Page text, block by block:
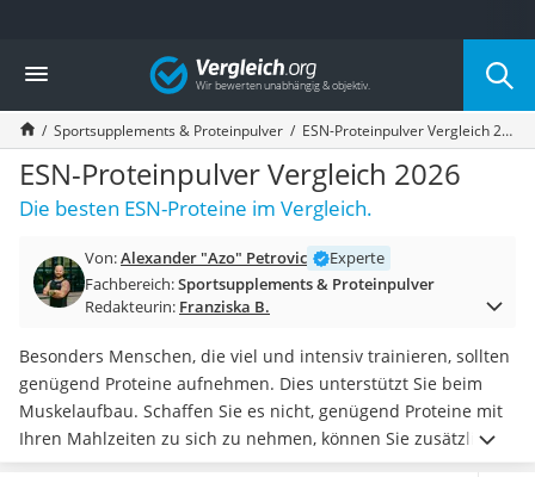
Die beliebtesten Vergleiche nach Kategorie
Drogerie
Inhalator
Haarschneider
Rollator
Braun Rasierer
Katzenklappe (Chip)
Masturbator
Massagepistole
Reisehaartrockner
Eiweißpulver
Magnesiumpräparat
Katzenklappe
Nackenmassagegerät
Vergleich
Sportsupplements & Proteinpulver ESN-Proteinpulver Vergleich 2026
ESN-Proteinpulver Vergleich 2026
Die besten ESN-Proteine im Vergleich.
Von:Alexander "Azo" Petrovic
Experte
Fachbereich:Sportsupplements & Proteinpulver
Redakteurin: Franziska B.
Besonders Menschen, die viel und intensiv trainieren, sollten
genügend Proteine aufnehmen. Dies unterstützt Sie beim
Muskelaufbau. Schaffen Sie es nicht, genügend Proteine mit
Ihren Mahlzeiten zu sich zu nehmen, können Sie zusätzlich
ESN-Proteinpulver einnehmen. Diese können Sie ganz